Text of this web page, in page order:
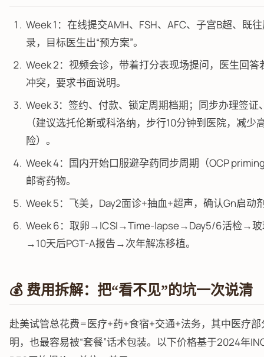
Week 1：在线提交AMH、FSH、AFC、子宫B超、既
录，目标医生出“预方案”。
Week 2：视频会诊，带着打分表现场提问，医生回答
冲突，要求书面说明。
Week 3：签约、付款、锁定周期档期；同步办理签证
（建议选托伦斯或科洛纳，步行10分钟到医院，减少
险）。
Week 4：国内开始口服避孕药同步周期（OCP
邮寄药物。
Week 5：飞美，Day2面诊+抽血+超声，确认Gn启动
Week 6：取卵→ICSI→Time-lapse→Day5/6活检→玻
→10天后PGT-A报告→次年解冻移植。
💰 费用拆解：把“看不见”的坑一次说清
赴美试管总花费=医疗+药+食宿+交通+法务，其中医疗部
明，也最容易被“套餐”话术包装。以下价格基于2024年